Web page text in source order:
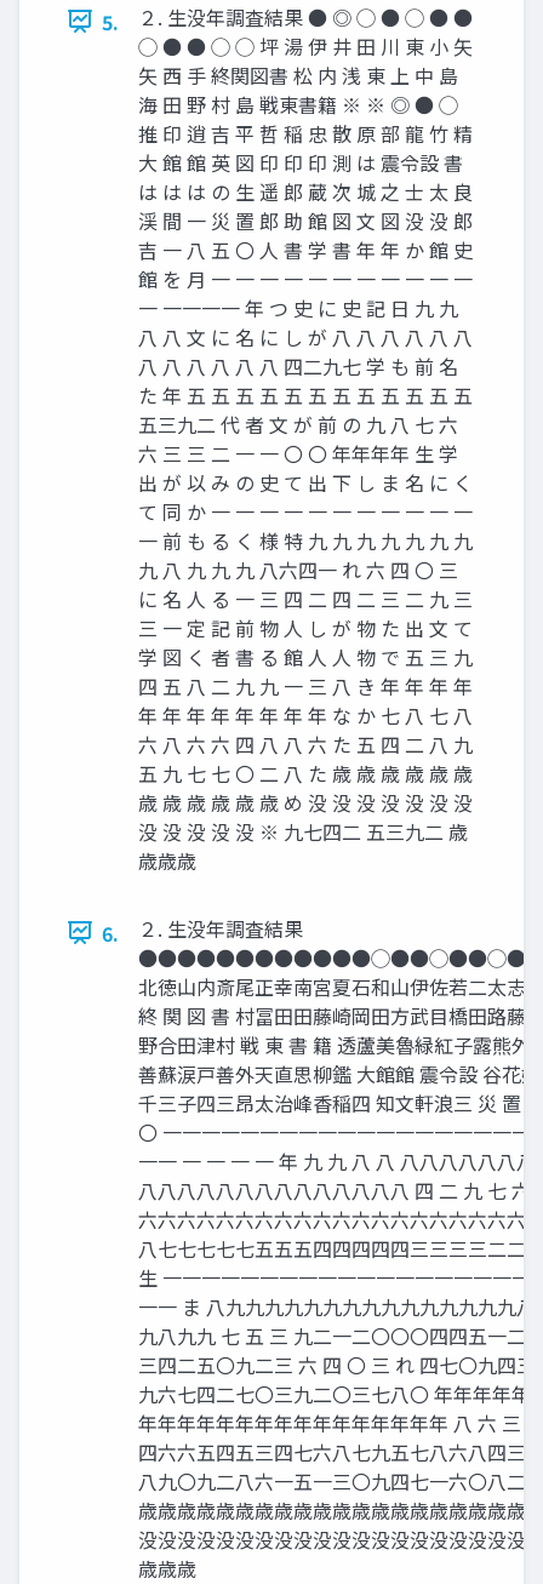
5.
２. 生没年調査結果 ● ◎ ◯ ● ◯ ● ●
◯ ● ● ◯ ◯ 坪 湯 伊 井 田 川 東 小 矢
矢 西 手 終関図書 松 内 浅 東 上 中 島
海 田 野 村 島 戦東書籍 ※ ※ ◎ ● ◯
推 印 逍 吉 平 哲 稲 忠 散 原 部 龍 竹 精
大 館 館 英 図 印 印 印 測 は 震令設 書
は は は の 生 遥 郎 蔵 次 城 之 士 太 良
渓 間 一 災 置 郎 助 館 図 文 図 没 没 郎
吉 一 八 五 〇 人 書 学 書 年 年 か 館 史
館 を 月 一 一 一 一 一 一 一 一 一 一 一
一 一一一一 年 つ 史 に 史 記 日 九 九
八 八 文 に 名 に し が 八 八 八 八 八 八
八 八 八 八 八 八 四二九七 学 も 前 名
た 年 五 五 五 五 五 五 五 五 五 五 五 五
五三九二 代 者 文 が 前 の 九 八 七 六
六 三 三 二 一 一 〇 〇 年年年年 生 学
出 が 以 み の 史 て 出 下 し ま 名 に く
て 同 か 一 一 一 一 一 一 一 一 一 一 一
一 前 も る く 様 特 九 九 九 九 九 九 九
九 八 九 九 九 八六四一 れ 六 四 〇 三
に 名 人 る 一 三 四 二 四 二 三 二 九 三
三 一 定 記 前 物 人 し が 物 た 出 文 て
学 図 く 者 書 る 館 人 人 物 で 五 三 九
四 五 八 二 九 九 一 三 八 き 年 年 年 年
年 年 年 年 年 年 年 年 な か 七 八 七 八
六 八 六 六 四 八 八 六 た 五 四 二 八 九
五 九 七 七 〇 二 八 た 歳 歳 歳 歳 歳 歳
歳 歳 歳 歳 歳 歳 め 没 没 没 没 没 没 没
没 没 没 没 没 ※ 九七四二 五三九二 歳
歳歳歳
6.
２. 生没年調査結果
北徳山内斎尾正幸南宮夏石和山伊佐若二太志
終 関 図 書 村冨田田藤崎岡田方武目橋田路藤
野合田津村 戦 東 書 籍 透蘆美魯緑紅子露熊外
善蘇涙戸善外天直思柳鑑 大館館 震令設 谷花
千三子四三昂太治峰香稲四 知文軒浪三 災 置
〇 一一一一一一一一一一一一一一一一一一一
一一 一 一 一 一 年 九 九 八 八 八八八八八八
八八八八八八八八八八八八八八 四 二 九 七 六
六六六六六六六六六六六六六六六六六六六六
八七七七七七五五五四四四四四三三三三二二
生 一一一一一一一一一一一一一一一一一一一
一一 ま 八九九九九九九九九九九九九九九九
九八九九 七 五 三 九二一二〇〇〇四四五一二
三四二五〇九二三 六 四 〇 三 れ 四七〇九四
九六七四二七〇三九二〇三七八〇 年年年年年
年年年年年年年年年年年年年年年年 八 六 三
四六六五四五三四七六八七九五七八六八四三
八九〇九二八六一五一三〇九四七一六〇八二
歳歳歳歳歳歳歳歳歳歳歳歳歳歳歳歳歳歳歳歳
没没没没没没没没没没没没没没没没没没没没
歳歳歳